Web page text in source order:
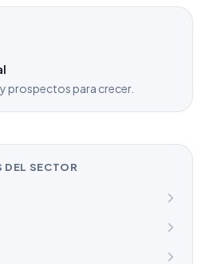
prospectos para crecer.
DEL SECTOR